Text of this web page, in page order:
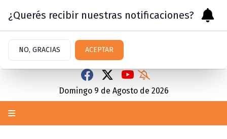
Domingo 9 de Agosto de 2026
¿Querés recibir nuestras notificaciones?
NO, GRACIAS ACEPTAR